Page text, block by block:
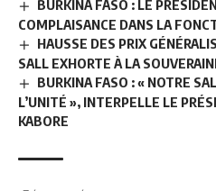
BURKINA FASO : LE
COMPLAISANCE DANS LA
HAUSSE DES PRIX
SALL EXHORTE À LA
BURKINA FASO : « NOTRE
L’UNITÉ », INTERPELLE LE
KABORE